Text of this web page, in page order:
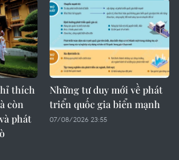
thích
còn
phát
Những tư duy mới về phát
triển quốc gia biển mạnh
07/08/2026 23:55